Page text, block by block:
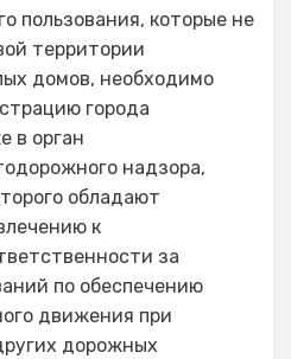
пользования, которые не
территории
домов, необходимо
города
в орган
надзора,
обладают
к
за
по обеспечению
движения при
дорожных